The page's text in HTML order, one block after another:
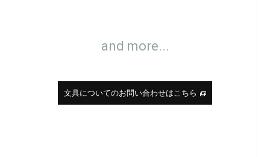
and more...
文具についてのお問い合わせはこちら